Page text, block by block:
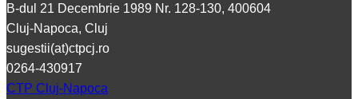
B-dul 21 Decembrie 1989 Nr. 128-130, 400604
Cluj-Napoca, Cluj
sugestii(at)ctpcj.ro
0264-430917
CTP Cluj-Napoca